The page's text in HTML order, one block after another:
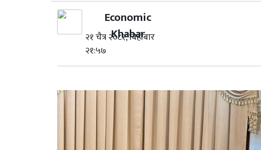
Economic
Khabar
२१ चैत्र २०८१, बिहीबार
२१:५७